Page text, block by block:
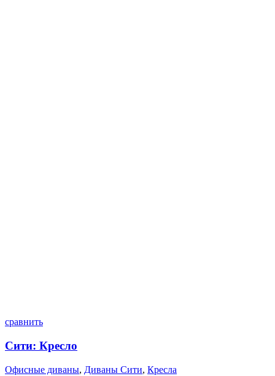
сравнить
Сити: Кресло
Офисные диваны, Диваны Сити, Кресла